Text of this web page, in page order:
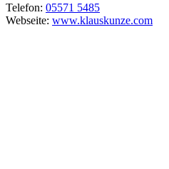
Telefon: 05571 5485
Webseite: www.klauskunze.com